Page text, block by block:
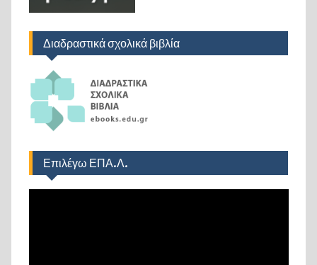
Διαδραστικά σχολικά βιβλία
Επιλέγω ΕΠΑ.Λ.